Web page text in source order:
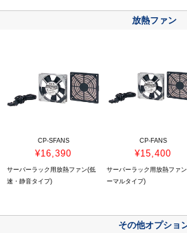
放熱ファン
CP-SFANS
¥16,390
サーバーラック用放熱ファン(低
速・静音タイプ)
CP-FANS
¥15,400
サーバーラック用放熱ファン
ーマルタイプ)
その他オプショ